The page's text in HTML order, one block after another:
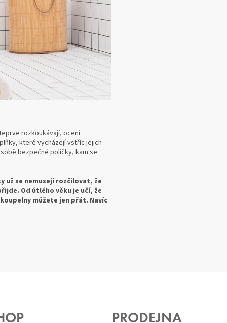
rozkoukávají, ocení
které vycházejí vstříc jejich
bezpečné poličky, kam se
už se nemusejí rozčilovat, že
Od útlého věku je učí, že
můžete jen přát. Navíc
PRODEJNA